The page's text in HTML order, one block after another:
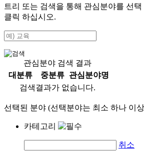
트리 또는 검색을 통해 관심분야를 선택
클릭 하십시오.
관심분야 검색 결과
대분류
중분류
관심분야명
검색결과가 없습니다.
선택된 분야 (선택분야는 최소 하나 이
카테고리
취소